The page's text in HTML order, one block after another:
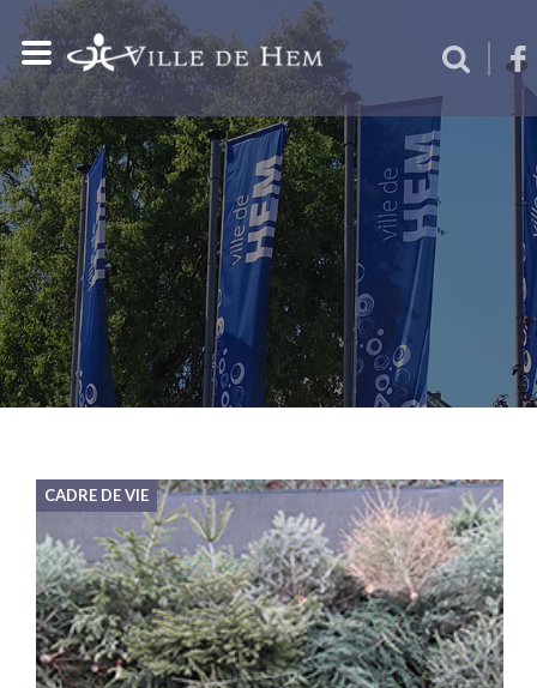
CADRE DE VIE